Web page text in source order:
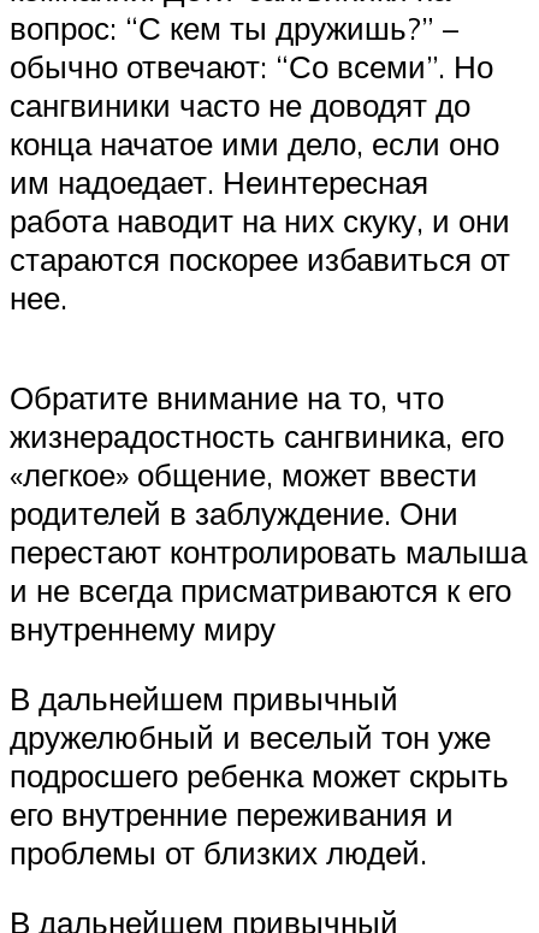
вопрос: “С кем ты дружишь?” –
обычно отвечают: “Со всеми”. Но
сангвиники часто не доводят до
конца начатое ими дело, если оно
им надоедает. Неинтересная
работа наводит на них скуку, и они
стараются поскорее избавиться от
нее.
Обратите внимание на то, что
жизнерадостность сангвиника, его
«легкое» общение, может ввести
родителей в заблуждение. Они
перестают контролировать малыша
и не всегда присматриваются к его
внутреннему миру
В дальнейшем привычный
дружелюбный и веселый тон уже
подросшего ребенка может скрыть
его внутренние переживания и
проблемы от близких людей.
В дальнейшем привычный